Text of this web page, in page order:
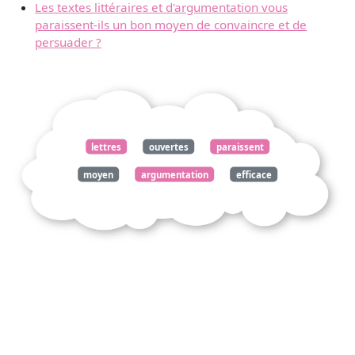
Les textes littéraires et d'argumentation vous
paraissent-ils un bon moyen de convaincre et de
persuader ?
lettres ouvertes paraissent
moyen argumentation efficace